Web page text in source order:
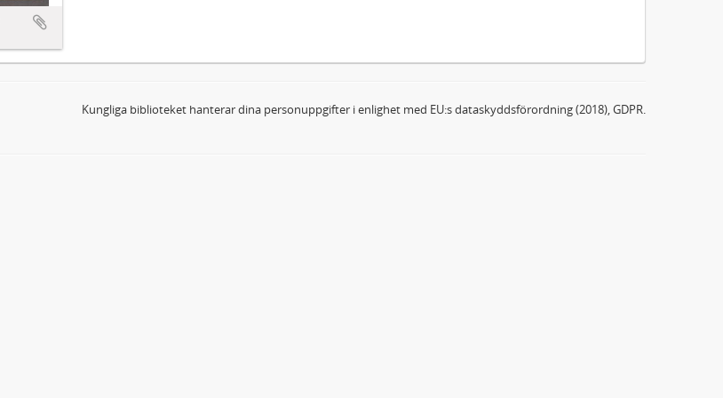
Kungliga biblioteket hanterar dina personuppgifter i enlighet med EU:s dataskyddsförordning (2018), GDPR.